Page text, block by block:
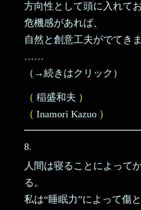
方向性として頭に入れて
危機感があれば、
自然と創意工夫がでてきま
……
（→続きはクリック）
（ 稲盛和夫 ）
（ Inamori Kazuo ）
8.
人間は寝ることによって
る。
私は“睡眠力”によって傷